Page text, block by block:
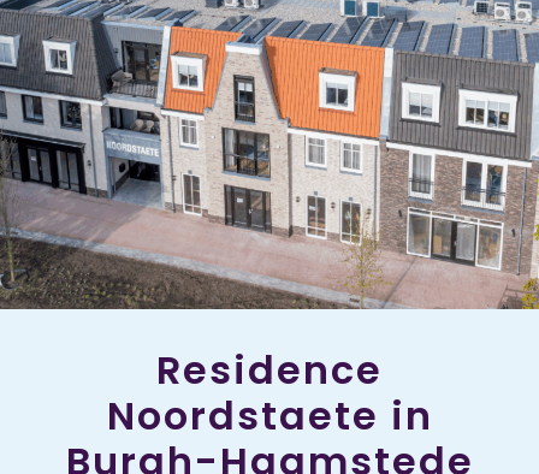
Residence
Noordstaete in
Burgh-Haamstede